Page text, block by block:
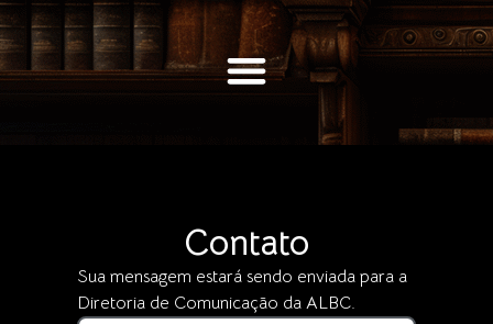
Contato
Sua mensagem estará sendo enviada para a
Diretoria de Comunicação da ALBC.